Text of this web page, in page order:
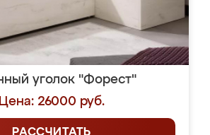
уголок "Форест"
Цена: 26000 руб.